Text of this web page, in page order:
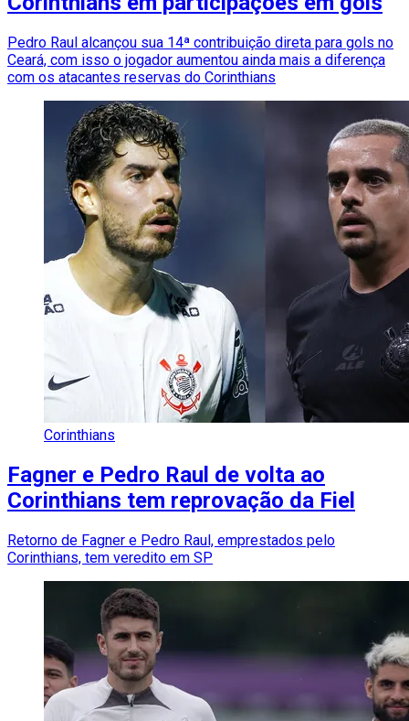
Pedro Raul alcançou sua 14ª contribuição direta para gols no
Ceará, com isso o jogador aumentou ainda mais a diferença
com os atacantes reservas do Corinthians
Corinthians
Fagner e Pedro Raul de volta ao
Corinthians tem reprovação da Fiel
Retorno de Fagner e Pedro Raul, emprestados pelo
Corinthians, tem veredito em SP